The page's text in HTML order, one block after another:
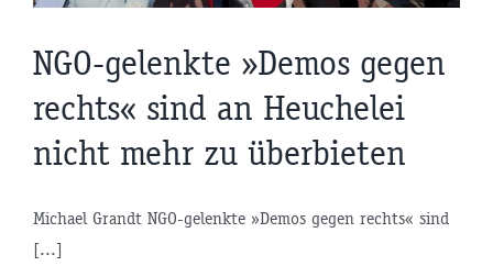
NGO-gelenkte »Demos gegen
rechts« sind an Heuchelei
nicht mehr zu überbieten
Michael Grandt NGO-gelenkte »Demos gegen rechts« sind
[...]